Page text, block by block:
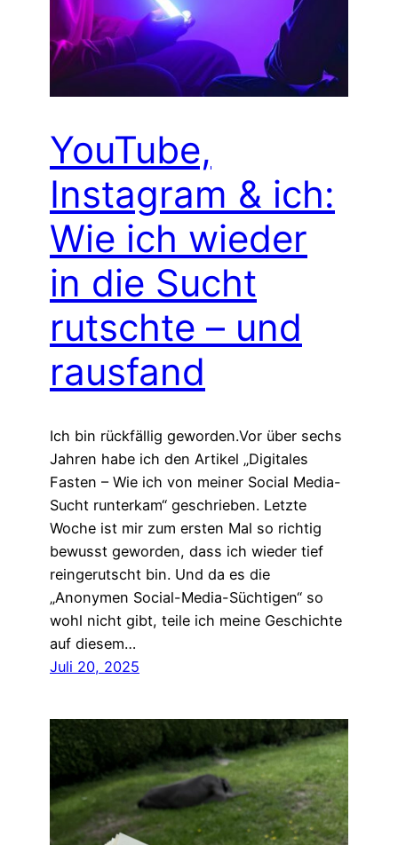
YouTube,
Instagram & ich:
Wie ich wieder
in die Sucht
rutschte – und
rausfand
Ich bin rückfällig geworden.Vor über sechs
Jahren habe ich den Artikel „Digitales
Fasten – Wie ich von meiner Social Media-
Sucht runterkam“ geschrieben. Letzte
Woche ist mir zum ersten Mal so richtig
bewusst geworden, dass ich wieder tief
reingerutscht bin. Und da es die
„Anonymen Social-Media-Süchtigen“ so
wohl nicht gibt, teile ich meine Geschichte
auf diesem…
Juli 20, 2025